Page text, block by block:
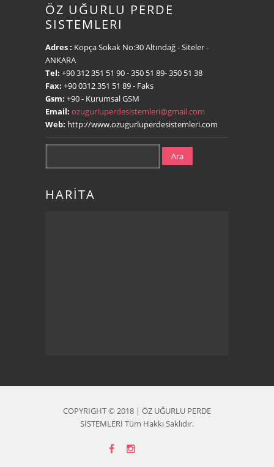
ÖZ UĞURLU PERDE
SISTEMLERI
Adres : Kopça Sokak No:30 Altındağ - Siteler -
ANKARA
Tel: +90 312 351 51 90- 350 51 89- 350 51 38
Fax: +90 0312 351 51 89- Faks
Gsm: +90- Kurumsal GSM
Email: ozugurluperdesistemleri@gmail.com
Web: http://www.ozugurluperdesistemleri.com
Ara
HARİTA
COPYRIGHT © 2018 | ÖZ UĞURLU PERDE
SİSTEMLERİ Tüm Hakkı Saklıdır.